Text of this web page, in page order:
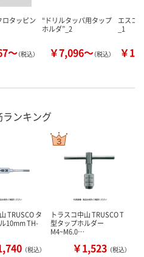
ロタッピン
～（税込）
“ドリルタッパ用タップ
ホルダ”_2
￥7,096～（税込）
エスコ
_1
￥
ンキング
TRUSCO タ
10mm TH-
（税込）
トラスコ中山 TRUSCO T
型タップホルダー
M4~M6.0…
￥1,523 （税込）